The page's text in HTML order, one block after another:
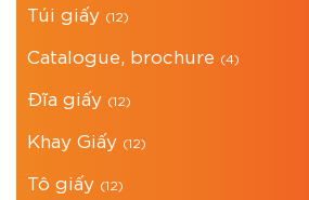
Túi giấy (12)
Catalogue, brochure (4)
Đĩa giấy (12)
Khay Giấy (12)
Tô giấy (12)